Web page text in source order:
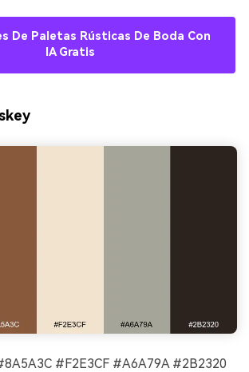
De Paletas Rústicas De Boda Con
IA Gratis
#F2E3CF #A6A79A #2B2320